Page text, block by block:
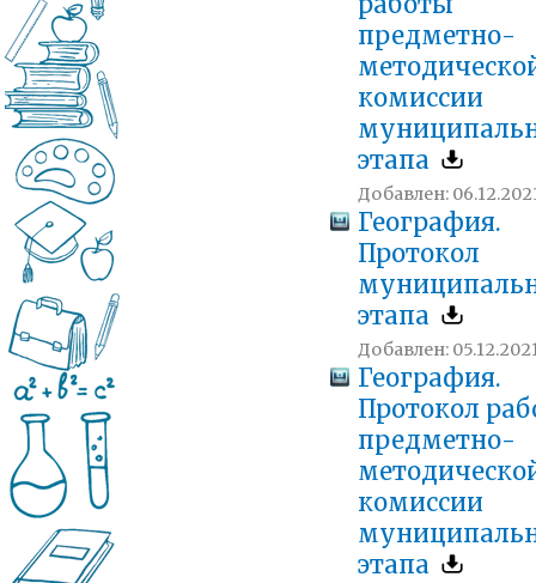
предметно-
комиссии
этапа
Добавлен:
География.
Протокол
этапа
Добавлен:
География.
Протокол
предметно-
комиссии
этапа